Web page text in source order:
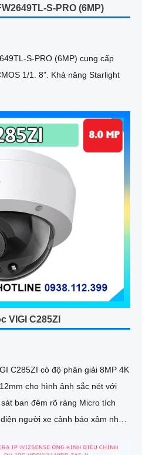
S-PRO (6MP)
S-PRO (6MP) cung cấp
năng Starlight
VIGI C285ZI
C285ZI có độ phân giải 8MP 4K
cho hình ảnh sắc nét với
ban đêm rõ ràng Micro tích
người xe cảnh báo xâm nhập